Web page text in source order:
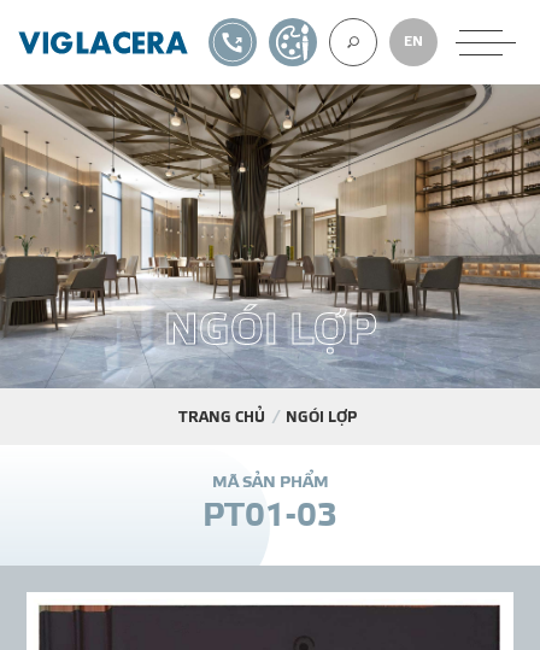
VỀ CHÚNG
GẠCH ỐP LÁT
BÊ TÔNG KHÍ
EN
1900561582TỰ THIẾT KẾ
NGÓI LỢP
TRANG CHỦ NGÓI LỢP
MÃ SẢN PHẨM
PT01-03